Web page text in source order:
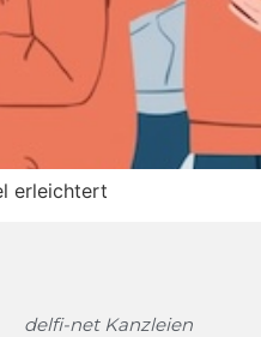
erleichtert
delfi-net Kanzleien